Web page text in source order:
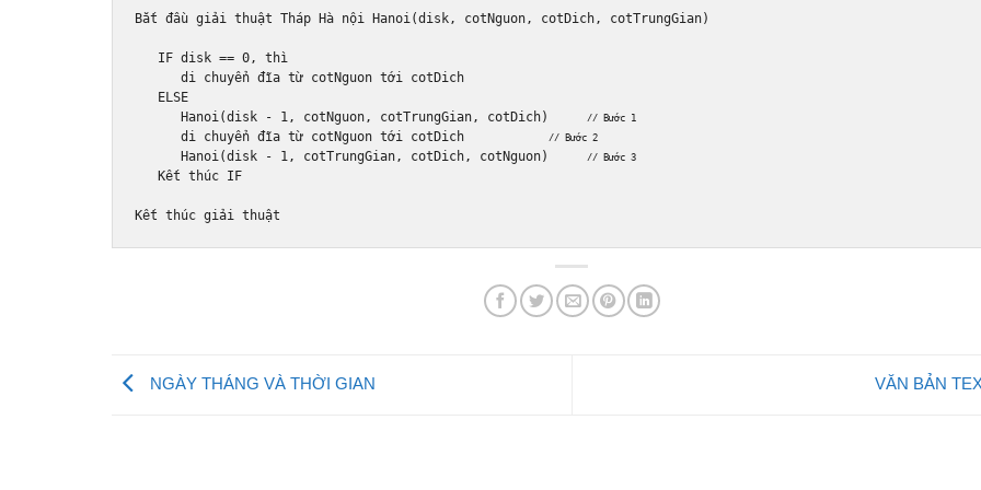
Bắt đầu giải thuật Tháp Hà nội Hanoi(disk, cotNguon, cotDich, cotTrungGian)
   IF disk
== 0, thì
      di chuy
ển đĩa từ cotNguon tới cotDich
   ELSE
Hanoi(disk - 1, cotNguon, cotTrungGian, cotDich) // Bước 1
      di chuy
ển đĩa từ cotNguon tới cotDich // Bước 2
Hanoi(disk - 1, cotTrungGian, cotDich, cotNguon) // Bước 3
   K
ết thúc IF
Kết thúc giải thuật
NGÀY THÁNG VÀ THỜI GIAN VĂN BẢN